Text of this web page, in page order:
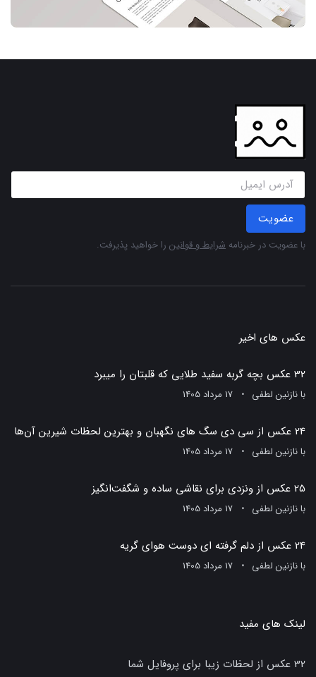
عضویت
با عضویت در خبرنامه شرایط و قوانین را خواهید پذیرفت.
عکس های اخیر
32 عکس بچه گربه سفید طلایی که قلبتان را میبرد
بانازنین لطفی 17 مرداد 1405
24 عکس از سی دی سگ های نگهبان و بهترین لحظات شیرین آن‌ها
بانازنین لطفی 17 مرداد 1405
25 عکس از ونزدی برای نقاشی ساده و شگفت‌انگیز
بانازنین لطفی 17 مرداد 1405
24 عکس از دلم گرفته ای دوست هوای گریه
بانازنین لطفی 17 مرداد 1405
لینک های مفید
32 عکس از لحظات زیبا برای پروفایل شما